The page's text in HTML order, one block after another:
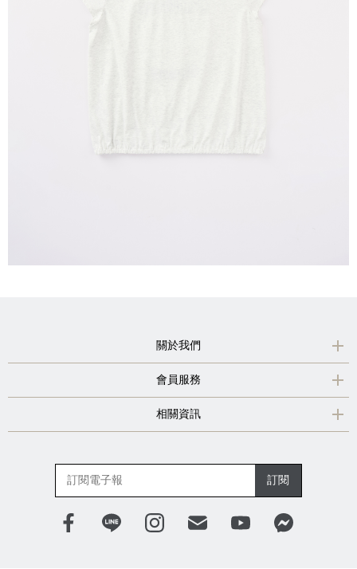
關於我們
會員服務
相關資訊
訂閱